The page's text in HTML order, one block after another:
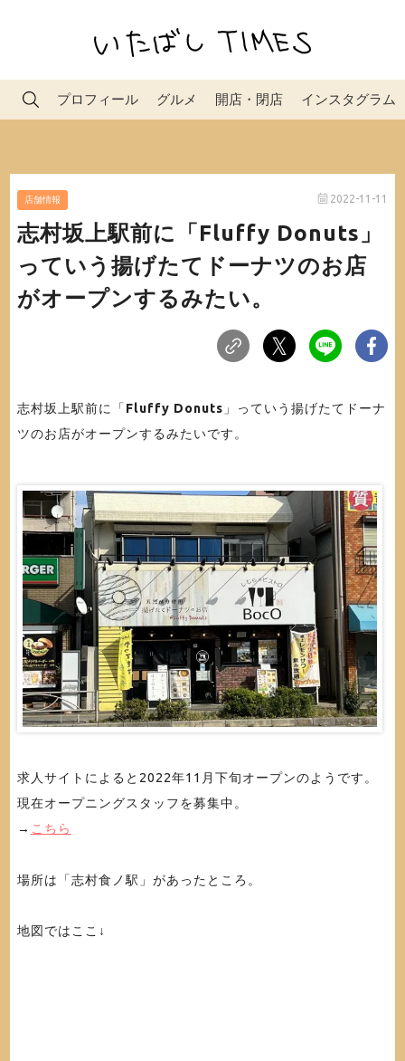
プロフィール グルメ 開店・閉店 インスタグラム
店舗情報 2022-11-11
志村坂上駅前に「Fluffy Donuts」
っていう揚げたてドーナツのお店
がオープンするみたい。
志村坂上駅前に「 Fluffy Donuts 」っていう揚げたてドーナ
ツのお店がオープンするみたいです。
求人サイトによると2022年11月下旬オープンのようです。
現在オープニングスタッフを募集中。
→ こちら
場所は「志村食ノ駅」があったところ。
地図ではここ↓